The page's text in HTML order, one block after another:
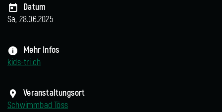
Datum
Sa, 28.06.2025
Mehr Infos
kids-tri.ch
Veranstaltungsort
Schwimmbad Töss